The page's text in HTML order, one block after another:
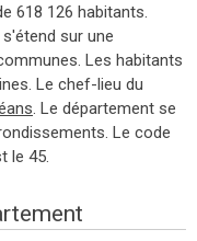
618 126 habitants.
sur une
Les habitants
Le chef-lieu du
. Le département se
Le code
le 45.